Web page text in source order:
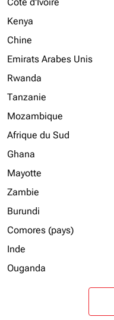
Côte d'Ivoire
Kenya
Chine
Emirats Arabes Unis
Rwanda
Tanzanie
Mozambique
Afrique du Sud
Ghana
Mayotte
Zambie
Burundi
Comores (pays)
Inde
Ouganda